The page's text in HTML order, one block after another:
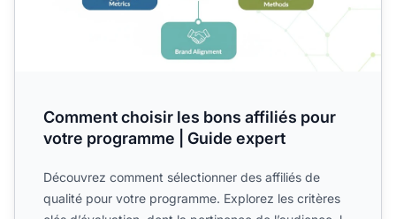
Comment choisir les bons affiliés pour
votre programme | Guide expert
Découvrez comment sélectionner des affiliés de
qualité pour votre programme. Explorez les critères